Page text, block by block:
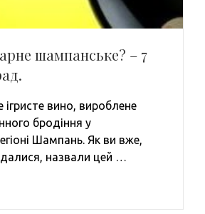
шампанське? – 7
вино, вироблене
бродіння у
Шампань. Як ви вже,
назвали цей …